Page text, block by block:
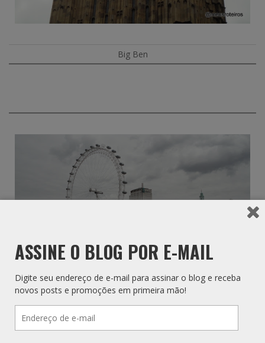
Big Ben
London Eye
ASSINE O BLOG POR E-MAIL
Digite seu endereço de e-mail para assinar o blog e receba
novos posts e promoções em primeira mão!
de